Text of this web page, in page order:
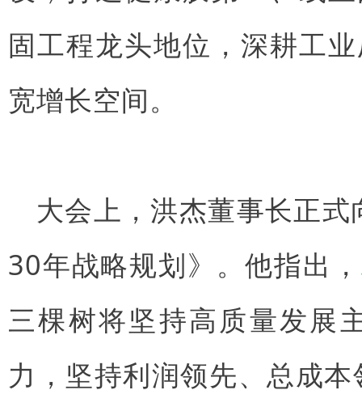
固工程龙头地位，深耕工
宽增长空间。
大会上，洪杰董事长正
30年战略规划》。他指出，
三棵树将坚持高质量发展
力，坚持利润领先、总成